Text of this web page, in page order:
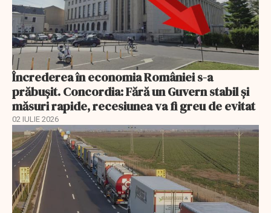
Încrederea în economia României s-a
prăbușit. Concordia: Fără un Guvern stabil și
măsuri rapide, recesiunea va fi greu de evitat
02 IULIE 2026